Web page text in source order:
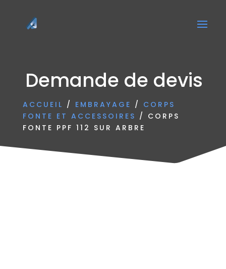
Demande de devis
ACCUEIL / EMBRAYAGE / CORPS
FONTE ET ACCESSOIRES / CORPS
FONTE PPF 112 SUR ARBRE